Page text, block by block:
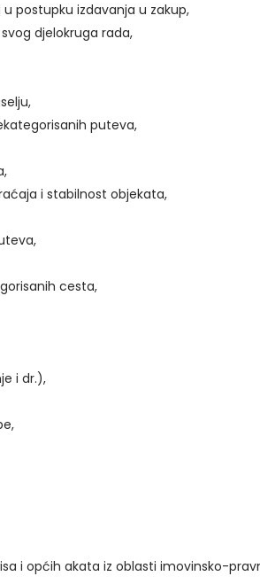
postupku izdavanja u zakup,
djelokruga rada,
puteva,
i stabilnost objekata,
cesta,
i dr.),
i općih akata iz oblasti imovinsko-